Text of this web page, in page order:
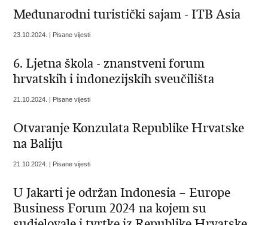
Međunarodni turistički sajam - ITB Asia
23.10.2024. | Pisane vijesti
6. Ljetna škola - znanstveni forum
hrvatskih i indonezijskih sveučilišta
21.10.2024. | Pisane vijesti
Otvaranje Konzulata Republike Hrvatske
na Baliju
21.10.2024. | Pisane vijesti
U Jakarti je održan Indonesia – Europe
Business Forum 2024 na kojem su